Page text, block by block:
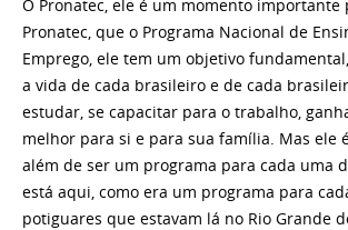
O Pronatec, ele é um momento importante
Pronatec, que o Programa Nacional de
Emprego, ele tem um objetivo
a vida de cada brasileiro e de cada
estudar, se capacitar para o trabalho,
melhor para si e para sua família. Mas ele
além de ser um programa para cada uma
está aqui, como era um programa para
potiguares que estavam lá no Rio Grande